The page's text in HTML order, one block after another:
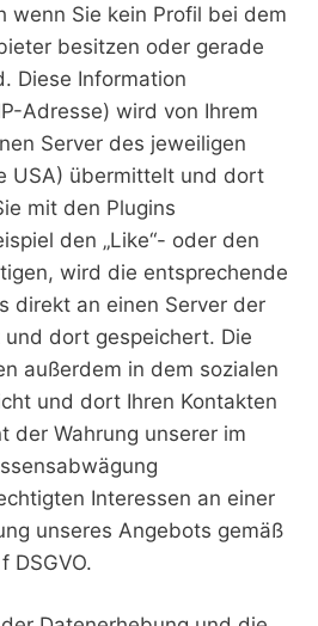
wenn Sie kein Profil bei dem
besitzen oder gerade
Diese Information
Adresse) wird von Ihrem
Server des jeweiligen
USA) übermittelt und dort
mit den Plugins
den „Like“- oder den
wird die entsprechende
direkt an einen Server der
dort gespeichert. Die
außerdem in dem sozialen
und dort Ihren Kontakten
der Wahrung unserer im
Interessen an einer
unseres Angebots gemäß
DSGVO.